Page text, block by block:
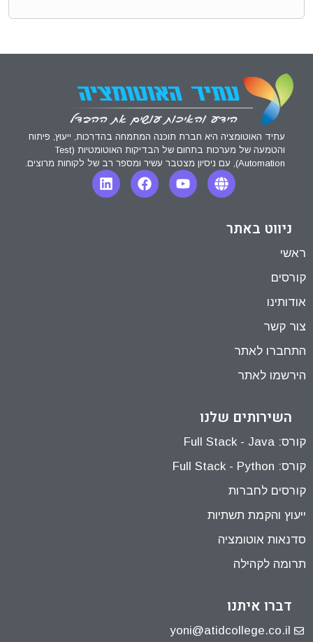
עתיד האוטומציה היא חברת תוכנה המתמחה בהדרכות, ייעוץ, פיתוח
והטמעה של מערכות בתחום של הבדיקות האוטומטיות (Test
Automation), עם ניסיון מצטבר עשיר ומספר רב של לקוחות מרוצים.
ניווט באתר
ראשי
קורסים
אודותינו
צור קשר
התחברו לאתר
הירשמו לאתר
השירותים שלנו
קורס: Full Stack - Java
קורס: Full Stack - Python
קורסים לחברות
ייעוץ והקמת תשתיות
סדנאות אוטומציה
תרומה לקהילה
דברו איתנו
yoni@atidcollege.co.il